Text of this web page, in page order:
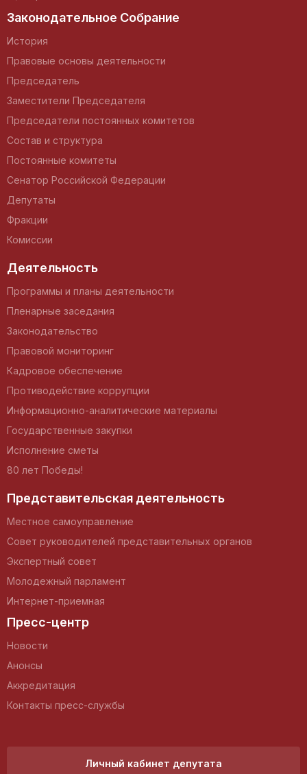
Законодательное Собрание
История
Правовые основы деятельности
Председатель
Заместители Председателя
Председатели постоянных комитетов
Состав и структура
Постоянные комитеты
Сенатор Российской Федерации
Депутаты
Фракции
Комиссии
Деятельность
Программы и планы деятельности
Пленарные заседания
Законодательство
Правовой мониторинг
Кадровое обеспечение
Противодействие коррупции
Информационно-аналитические материалы
Государственные закупки
Исполнение сметы
80 лет Победы!
Представительская деятельность
Местное самоуправление
Совет руководителей представительных органов
Экспертный совет
Молодежный парламент
Интернет-приемная
Пресс-центр
Новости
Анонсы
Аккредитация
Контакты пресс-службы
Личный кабинет депутата